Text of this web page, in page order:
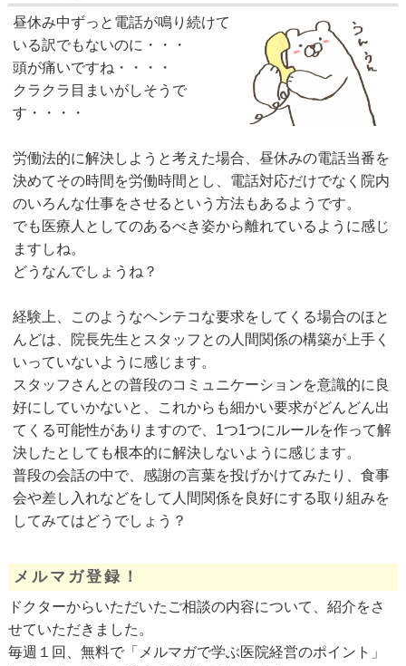
昼休み中ずっと電話が鳴り続けて
いる訳でもないのに・・・
頭が痛いですね・・・・
クラクラ目まいがしそうで
す・・・・
労働法的に解決しようと考えた場合、昼休みの電話当番を
決めてその時間を労働時間とし、電話対応だけでなく院内
のいろんな仕事をさせるという方法もあるようです。
でも医療人としてのあるべき姿から離れているように感じ
ますしね。
どうなんでしょうね？
経験上、このようなヘンテコな要求をしてくる場合のほと
んどは、院長先生とスタッフとの人間関係の構築が上手く
いっていないように感じます。
スタッフさんとの普段のコミュニケーションを意識的に良
好にしていかないと、これからも細かい要求がどんどん出
てくる可能性がありますので、1つ1つにルールを作って解
決したとしても根本的に解決しないように感じます。
普段の会話の中で、感謝の言葉を投げかけてみたり、食事
会や差し入れなどをして人間関係を良好にする取り組みを
してみてはどうでしょう？
メルマガ登録！
ドクターからいただいたご相談の内容について、紹介をさ
せていただきました。
毎週１回、無料で「メルマガで学ぶ医院経営のポイント」